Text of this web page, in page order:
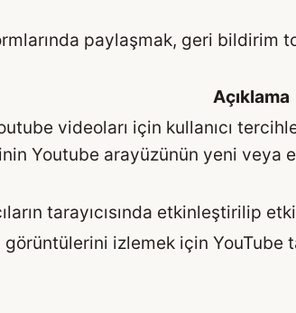
paylaşmak, geri
Açıklama
videoları için kullanıcı
Youtube arayüzünün yeni veya
tarayıcısında etkinleştirilip
izlemek için YouTube